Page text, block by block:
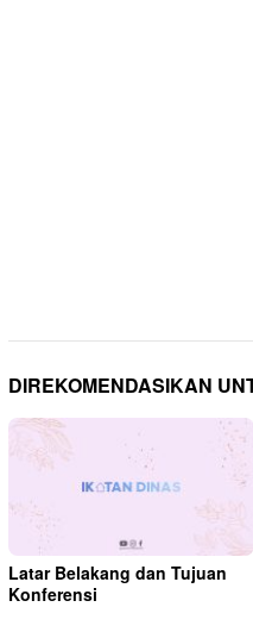
DIREKOMENDASIKAN
Latar Belakang dan Tujuan
Konferensi